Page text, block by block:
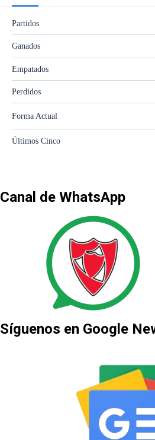
Canal de WhatsApp
Síguenos en Google